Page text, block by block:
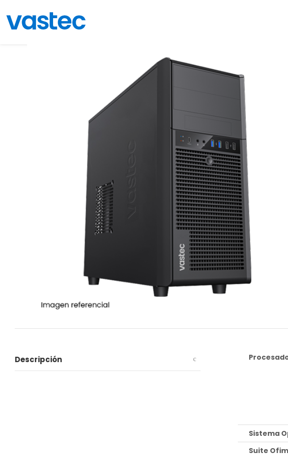
Descripción
Sistema
Suite